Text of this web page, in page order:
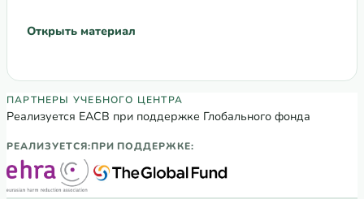
Открыть материал
Партнеры Регионального учебного
ПАРТНЕРЫ УЧЕБНОГО ЦЕНТРА
Реализуется ЕАСВ при поддержке Глобального фонда
РЕАЛИЗУЕТСЯ:ПРИ ПОДДЕРЖКЕ: